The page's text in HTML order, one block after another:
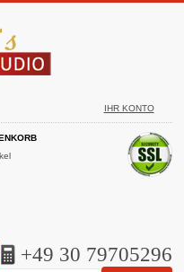
IHR KONTO
+49 30 79705296